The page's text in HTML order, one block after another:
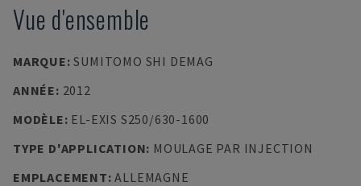
Vue d'ensemble
MARQUE:SUMITOMO SHI DEMAG
ANNÉE: 2012
MODÈLE: EL-EXIS S250/630-1600
TYPE D'APPLICATION: MOULAGE PAR INJECTION
EMPLACEMENT:ALLEMAGNE